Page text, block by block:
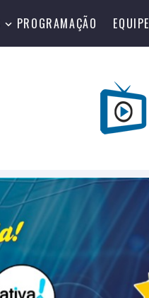
PROGRAMAÇÃO EQUIPE